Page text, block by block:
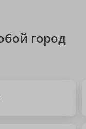
город